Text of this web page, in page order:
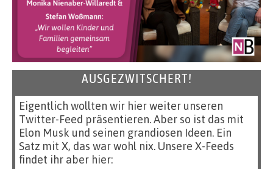
AUSGEZWITSCHERT!
Eigentlich wollten wir hier weiter unseren
Twitter-Feed präsentieren. Aber so ist das mit
Elon Musk und seinen grandiosen Ideen. Ein
Satz mit X, das war wohl nix. Unsere X-Feeds
findet ihr aber hier: